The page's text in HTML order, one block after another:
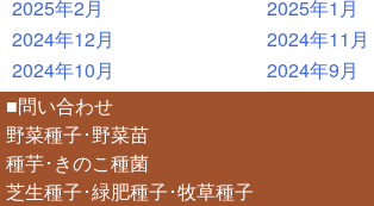
2025年2月
2025年1月
2024年12月
2024年11月
2024年10月
2024年9月
■問い合わせ
野菜種子･野菜苗
種芋･きのこ種菌
芝生種子･緑肥種子･牧草種子